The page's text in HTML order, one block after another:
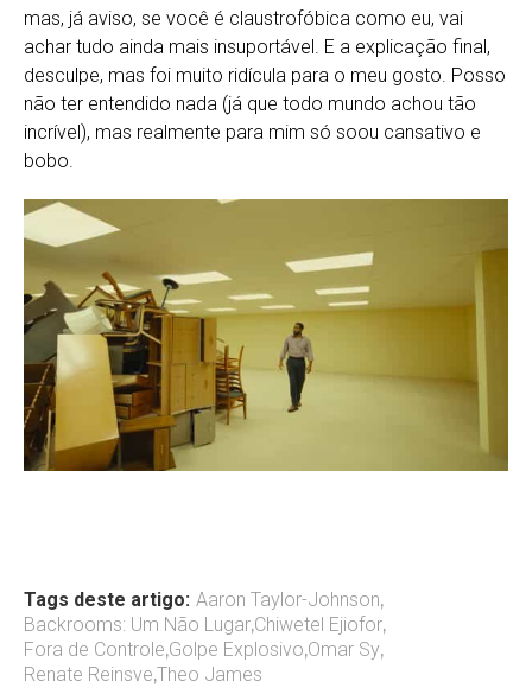
mas, já aviso, se você é claustrofóbica como eu, vai
achar tudo ainda mais insuportável. E a explicação final,
desculpe, mas foi muito ridícula para o meu gosto. Posso
não ter entendido nada (já que todo mundo achou tão
incrível), mas realmente para mim só soou cansativo e
bobo.
Tags deste artigo: Aaron Taylor-Johnson,
Backrooms: Um Não Lugar,Chiwetel Ejiofor,
Fora de Controle,Golpe Explosivo,Omar Sy,
Renate Reinsve,Theo James